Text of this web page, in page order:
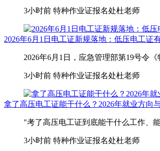
3小时前 特种作业证报名处杜老师
2026年6月1日电工证新规落地：低压电工证
2026年6月1日，应急管理部第19号令
3小时前 特种作业证报名处杜老师
拿了高压电工证能干什么？2026年就业方向
"考了高压电工证到底能干什么工作、
3小时前 特种作业证报名处杜老师